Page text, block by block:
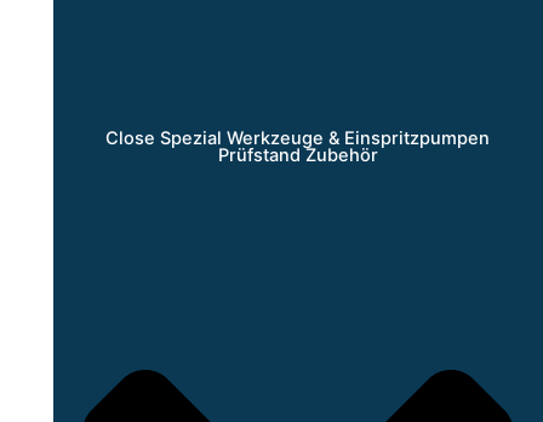
Close Spezial Werkzeuge & Einspritzpumpen
Prüfstand Zubehör